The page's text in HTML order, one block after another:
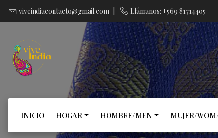
viveindiacontacto@gmail.com Llámanos: +569 81714405
INICIO HOGAR HOMBRE/MEN MUJER/